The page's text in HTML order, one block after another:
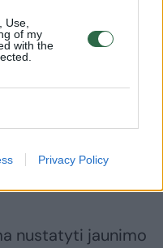
Use,
of my
with the
Privacy Policy
siūloma apibrėžti
patikslinti darbo
neformalaus
darbuotojui
nustatyti jaunimo